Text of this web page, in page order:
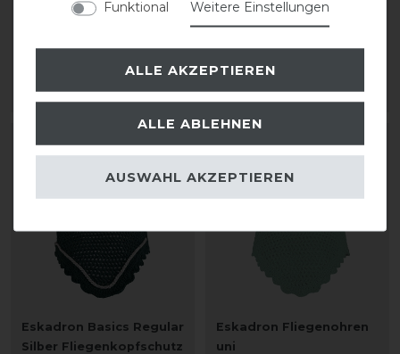
ARTIKEL MERKEN
Silber Fliegenkopfschutz
ARTIKEL MERKEN
Eskadron Basics Regular
Silber Fliegenkopfschutz
Eskadron Fliegenohren
uni
Funktional Weitere Einstellungen
ALLE AKZEPTIEREN
ALLE ABLEHNEN
AUSWAHL AKZEPTIEREN